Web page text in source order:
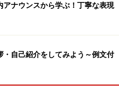
面でも年齢を聞かれることが
強したことがあり、年齢を言
う。
고 합니다.
アナウンスから学ぶ！丁寧な表現
・自己紹介をしてみよう～例文付